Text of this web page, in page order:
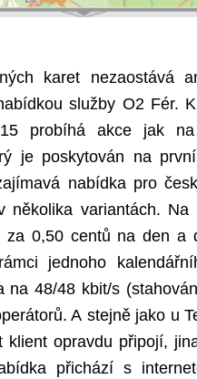
karet nezaostává
služby O2 Fér.
probíhá akce jak
je poskytován na
nabídka pro
několika variantách.
0,50 centů na den a
jednoho
na 48/48 kbit/s
A stejně jako u
klient opravdu připojí,
přichází s